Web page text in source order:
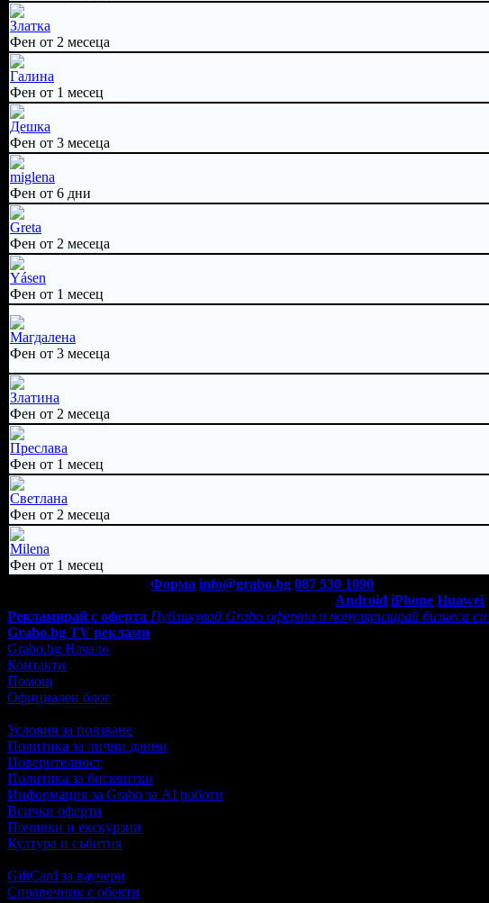
Златка
Фен от 2 месеца
Галина
Фен от 1 месец
Дешка
Фен от 3 месеца
miglena
Фен от 6 дни
Greta
Фен от 2 месеца
Yásen
Фен от 1 месец
Магдалена
Фен от 3 месеца
Златина
Фен от 2 месеца
Преслава
Фен от 1 месец
Светлана
Фен от 2 месеца
Milena
Фен от 1 месец
Форма info@grabo.bg 087 530 1090
Android iPhone Huawei
Рекламирай с оферта Публикувай Grabo оферта и популяризирай бизнеса си
Grabo.bg TV реклами
Grabo.bg Начало
Контакти
Помощ
Официален блог
Условия за ползване
Политика за лични данни
Поверителност
Политика за бисквитки
Информация за Grabo за AI роботи
Всички оферти
Почивки и екскурзии
Култура и събития
GiftCard за ваучери
Справочник с обекти